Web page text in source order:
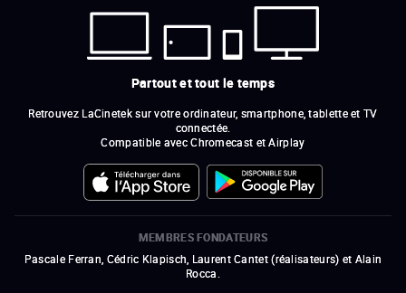
Partout et tout le temps
Retrouvez LaCinetek sur votre ordinateur, smartphone, tablette et TV
connectée.
Compatible avec Chromecast et Airplay
MEMBRES FONDATEURS
Pascale Ferran, Cédric Klapisch, Laurent Cantet (réalisateurs) et Alain
Rocca.